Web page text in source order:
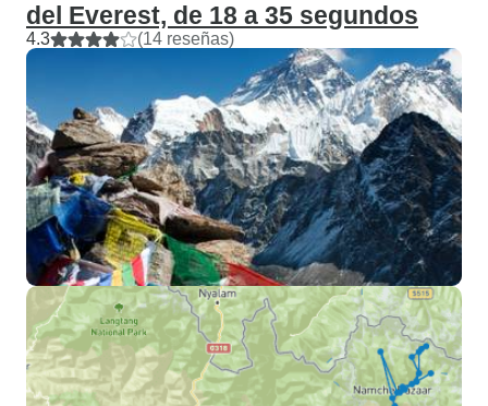
del Everest, de 18 a 35 segundos
4.3 (14 reseñas)